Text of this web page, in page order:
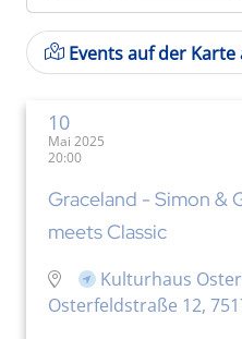
Events auf der Karte
10
Mai 2025
20:00
Graceland - Simon &
meets Classic
Kulturhaus
Osterfeldstraße 12,